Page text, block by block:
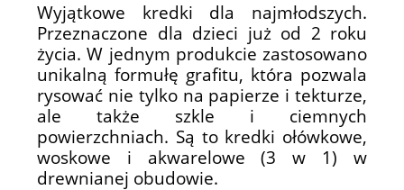
Wyjątkowe kredki dla najmłodszych.
Przeznaczone dla dzieci już od 2 roku
życia. W jednym produkcie zastosowano
unikalną formułę grafitu, która pozwala
rysować nie tylko na papierze i tekturze,
ale także szkle i ciemnych
powierzchniach. Są to kredki ołówkowe,
woskowe i akwarelowe (3 w 1) w
drewnianej obudowie.